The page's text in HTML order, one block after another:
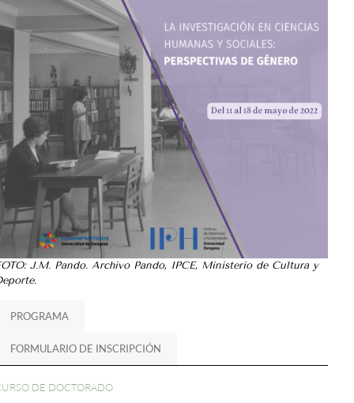
J.M. Pando. Archivo Pando, IPCE, Ministerio de Cultura y
.
PROGRAMA
FORMULARIO DE INSCRIPCIÓN
DE DOCTORADO